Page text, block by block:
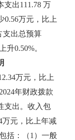
支出111.78 万
0.56万元，比上
支出总预算
升0.50%。
万元，比上
年财政拨款
支出。收入包
万元，比上年减
括：（1）一般